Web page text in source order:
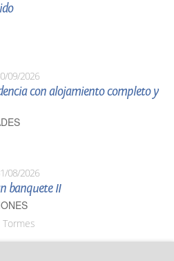
09/2026
con alojamiento completo y
08/2026
banquete II